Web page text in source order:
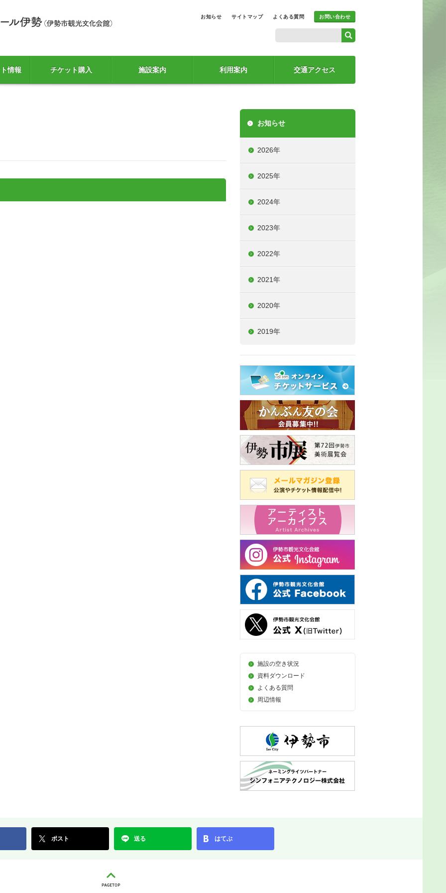
お知らせ サイトマップ よくある質問 お問い合わせ
情報 チケット購入 施設案内 利用案内 交通アクセス
お知らせ
2026年
2025年
2024年
2023年
2022年
2021年
2020年
2019年
施設の空き状況
資料ダウンロード
よくある質問
周辺情報
ポスト 送る はてぶ